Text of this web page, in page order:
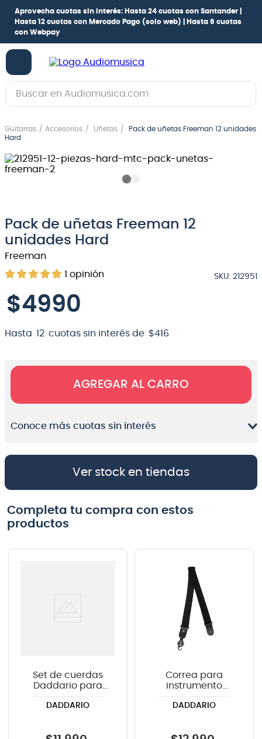
Aprovecha cuotas sin interés: Hasta 24 cuotas con Santander |
Hasta 12 cuotas con Mercado Pago (solo web) |
Hasta 6 cuotas
con Webpay
Buscar en Audiomusica.com
Guitarras Accesorios Uñetas
Pack de uñetas Freeman 12 unidades
Hard
Pack de uñetas Freeman 12
unidades Hard
Freeman
1 opinión SKU: 212951
$4990
Hasta 12 cuotas sin interés de $416
AGREGAR AL CARRO
Conoce más cuotas sin interés
Ver stock en tiendas
Completa tu compra con estos
productos
Set de cuerdas
Daddario para
EXL110 .010-.046
DADDARIO
Correa para
instrumento
color negro
DADDARIO
1
2.
bajo
5
amplificador
6.
teclado
7.
guitarra
8.
micrófono
9
bateria